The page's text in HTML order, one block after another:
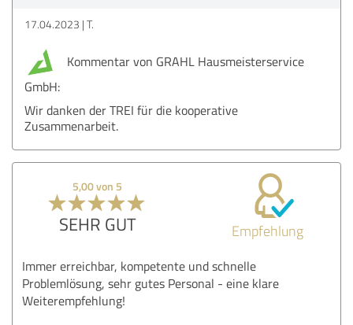
17.04.2023 T.
Kommentar von GRAHL Hausmeisterservice
GmbH:
Wir danken der TREI für die kooperative
Zusammenarbeit.
5,00 von 5
SEHR GUT Empfehlung
Immer erreichbar, kompetente und schnelle
Problemlösung, sehr gutes Personal - eine klare
Weiterempfehlung!